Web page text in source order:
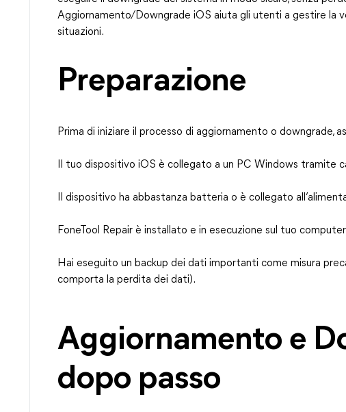
Aggiornamento/Downgrade iOS aiuta gli utenti a gestire la
situazioni.
Preparazione
Prima di iniziare il processo di aggiornamento o downgrade,
Il tuo dispositivo iOS è collegato a un PC Windows tramite
Il dispositivo ha abbastanza batteria o è collegato
FoneTool Repair è installato e in esecuzione sul tuo
Hai eseguito un backup dei dati importanti come misura
comporta la perdita dei dati).
Aggiornamento e
dopo passo